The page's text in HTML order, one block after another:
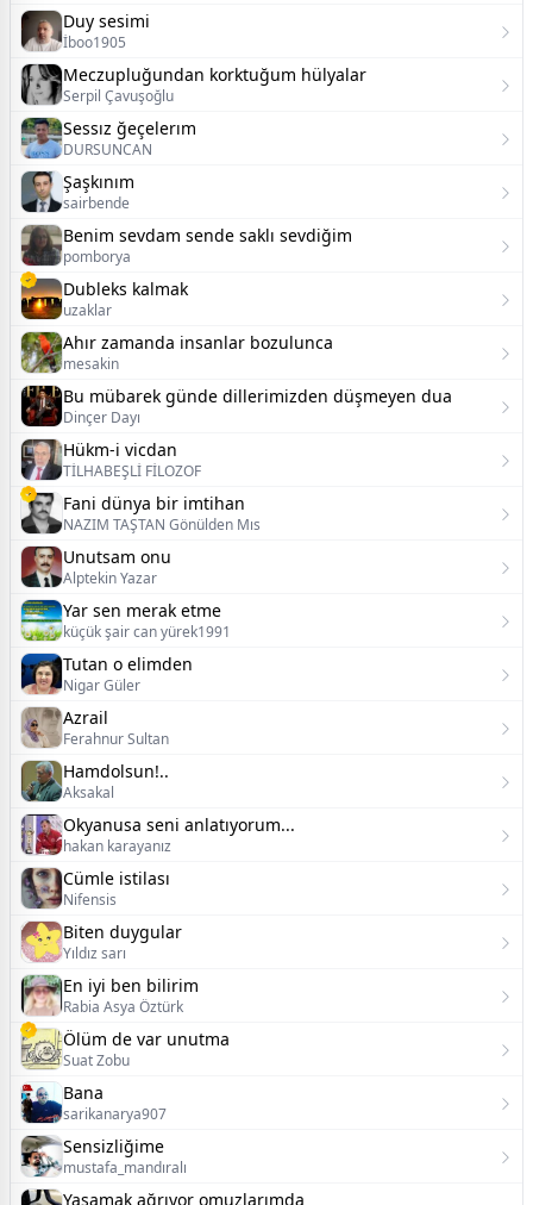
Duy sesimi
İboo1905
Meczupluğundan korktuğum hülyalar
Serpil Çavuşoğlu
Sessız ğeçelerım
DURSUNCAN
Şaşkınım
sairbende
Benim sevdam sende saklı sevdiğim
pomborya
Dubleks kalmak
uzaklar
Ahır zamanda insanlar bozulunca
mesakin
Bu mübarek günde dillerimizden düşmeyen dua
Dinçer Dayı
Hükm-i vicdan
TİLHABEŞLİ FİLOZOF
Fani dünya bir imtihan
NAZIM TAŞTAN Gönülden Mıs
Unutsam onu
Alptekin Yazar
Yar sen merak etme
küçük şair can yürek1991
Tutan o elimden
Nigar Güler
Azrail
Ferahnur Sultan
Hamdolsun!..
Aksakal
Okyanusa seni anlatıyorum...
hakan karayanız
Cümle istilası
Nifensis
Biten duygular
Yıldız sarı
En iyi ben bilirim
Rabia Asya Öztürk
Ölüm de var unutma
Suat Zobu
Bana
sarikanarya907
Sensizliğime
mustafa_mandıralı
Yaşamak ağrıyor omuzlarımda